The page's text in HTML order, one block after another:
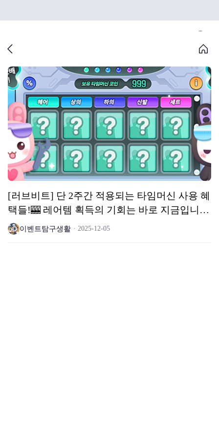
[러브비트] 단 2주간 적용되는 타임머신 사용 혜
택들!🎰 레어템 획득의 기회는 바로 지금입니다
✔️ 이벤트탐구생활 2025-12-05